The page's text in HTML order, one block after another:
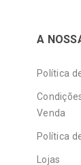
A
Política
Venda
Política
Lojas